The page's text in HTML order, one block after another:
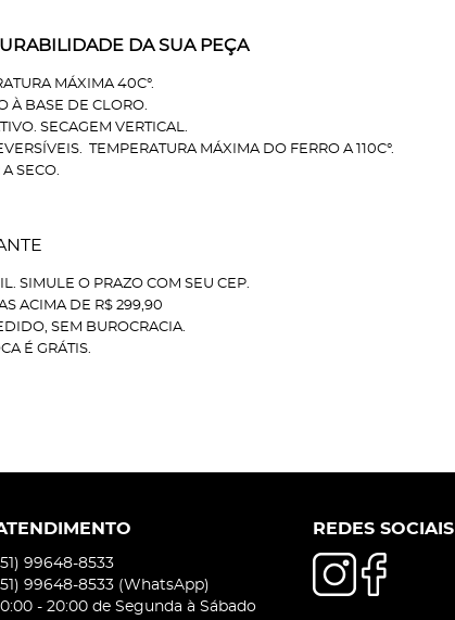
DA SUA PEÇA
MÁXIMA 40C°.
À BASE DE CLORO.
SECAGEM VERTICAL.
TEMPERATURA MÁXIMA DO FERRO A 110C°.
SECO.
SIMULE O PRAZO COM SEU CEP.
ACIMA DE R$ 299,90
SEM BUROCRACIA.
É GRÁTIS.
99648-8533
99648-8533 (WhatsApp)
10:00 - 20:00 de Segunda à Sábado
REDES SOCIAIS